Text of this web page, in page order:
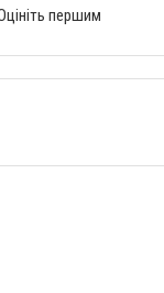
першим